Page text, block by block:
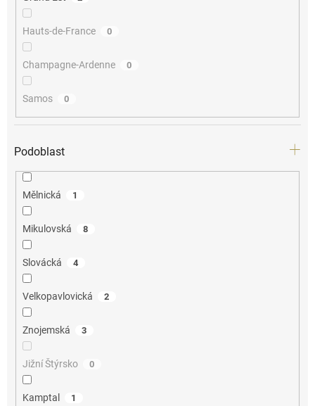
Hauts-de-France 0
Champagne-Ardenne 0
Samos 0
Podoblast
Mělnická 1
Mikulovská 8
Slovácká 4
Velkopavlovická 2
Znojemská 3
Jižní Štýrsko 0
Kamptal 1